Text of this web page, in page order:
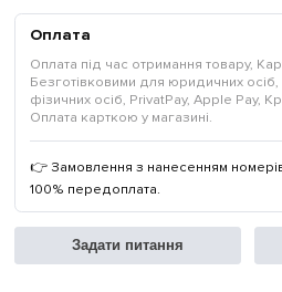
Оплата
Оплата під час отримання товару,
Безготівковими для юридичних
фізичних осіб, PrivatPay, Apple Pay,
Оплата карткою у магазині.
👉 Замовлення з нанесенням
100% передоплата.
Задати питання